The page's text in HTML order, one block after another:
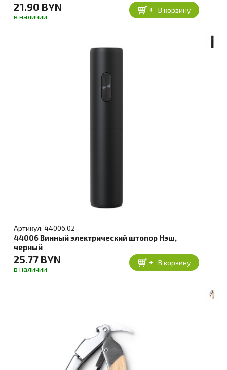
21.90 BYN
в наличии
+ В корзину
Артикул: 44006.02
44006 Винный электрический штопор Нэш,
черный
25.77 BYN
в наличии
+ В корзину